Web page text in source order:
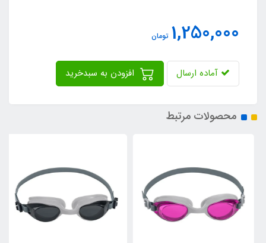
1,250,000 تومان
آماده ارسال
محصولات مرتبط